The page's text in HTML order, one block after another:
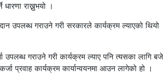
राख्नुभयो ।
उपलब्ध गराउने गरी सरकारले कार्यक्रम ल्याएको
गराउने गरी कार्यक्रम ल्याए पनि त्यसका लागि
प्रवाह कार्यक्रम कार्यान्वयनमा आउन लागेको हो ।